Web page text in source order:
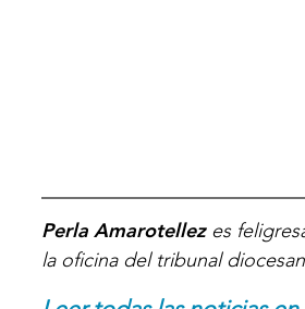
Perla Amarotellezes
la oficina del tribunal